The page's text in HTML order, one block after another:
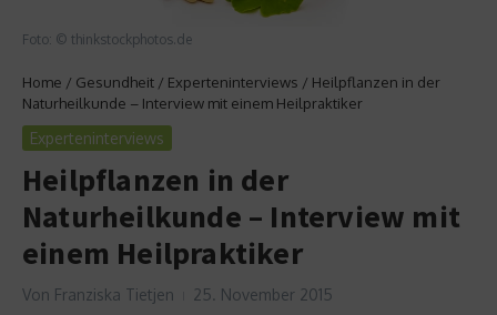
Foto: © thinkstockphotos.de
Home / Gesundheit / Experteninterviews / Heilpflanzen in der
Naturheilkunde – Interview mit einem Heilpraktiker
Experteninterviews
Heilpflanzen in der
Naturheilkunde – Interview mit
einem Heilpraktiker
Von Franziska Tietjen 25. November 2015